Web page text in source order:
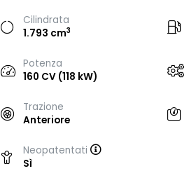
Cilindrata
1.793 cm3
Potenza
160 CV (118 kW)
Trazione
Anteriore
Neopatentati
Sì